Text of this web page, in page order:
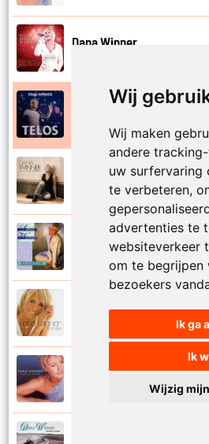
Wij
Wij maken
andere
uw surfervaring
te verbeteren,
advertenties te
websiteverkeer
om te begrijpen
bezoekers
Ik ga
Ik
Wijzig
Dana Winner
Dana Winner
Dana Winner
Terug naar toen
Dana Winner
Tranen in mijn hart
Dana Winner
Dana Winner